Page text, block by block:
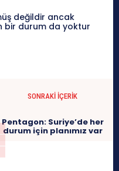
değildir ancak
bir durum da yoktur
SONRAKI İÇERIK
Pentagon: Suriye’de her
durum için planımız var